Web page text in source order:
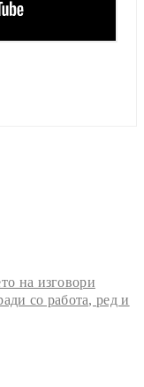
на изговори
со работа, ред и